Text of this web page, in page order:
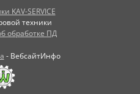
KAV-SERVICE
техники
обработке ПД
- ВебсайтИнфо